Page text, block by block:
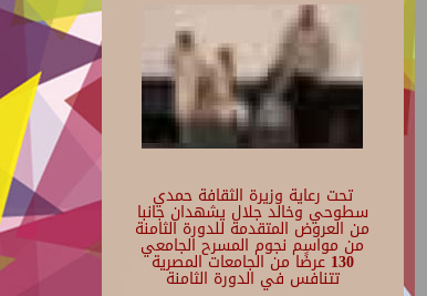
تحت رعاية وزيرة الثقافة حمدي
سطوحي وخالد جلال يشهدان جانبا
من العروض المتقدمة للدورة الثامنة
من مواسم نجوم المسرح الجامعي
130 عرضًا من الجامعات المصرية
تتنافس في الدورة الثامنة